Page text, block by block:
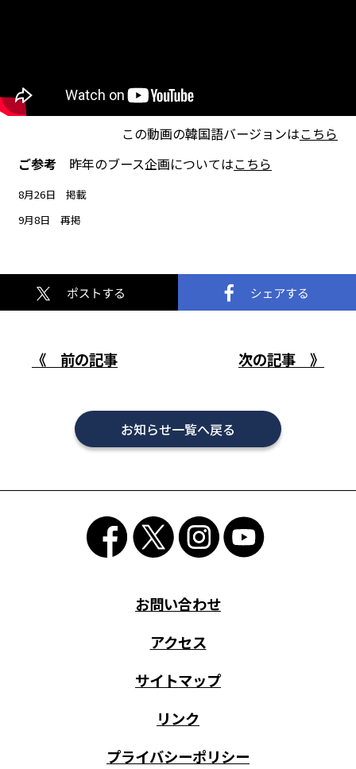
この動画の韓国語バージョンはこちら
ご参考 昨年のブース企画についてはこちら
8月26日 掲載
9月8日 再掲
《 前の記事 次の記事 》
お知らせ一覧へ戻る
お問い合わせ
アクセス
サイトマップ
リンク
プライバシーポリシー